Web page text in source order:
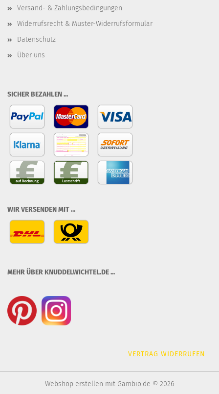
Versand- & Zahlungsbedingungen
Widerrufsrecht & Muster-Widerrufsformular
Datenschutz
Über uns
SICHER BEZAHLEN ...
WIR VERSENDEN MIT ...
MEHR ÜBER KNUDDELWICHTEL.DE ...
VERTRAG WIDERRUFEN
Webshop erstellen mit Gambio.de © 2026